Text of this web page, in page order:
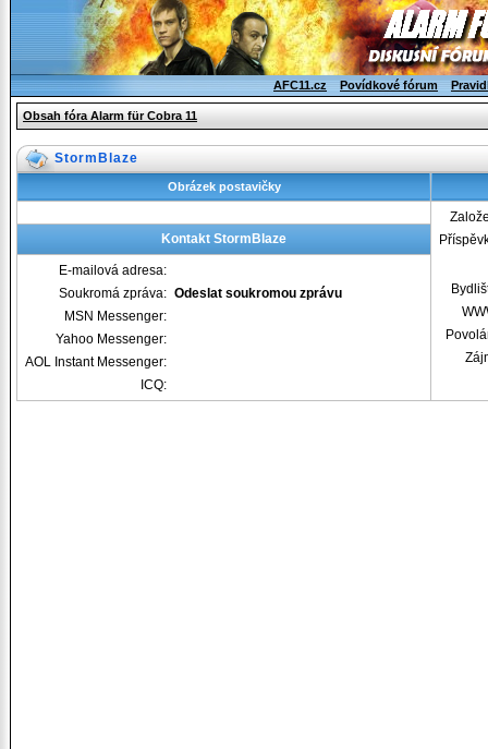
AFC11.cz Povídkové fórum
Obsah fóra Alarm für Cobra 11
StormBlaze
Obrázek postavičky
Kontakt StormBlaze
E-mailová adresa:
Soukromá zpráva: Odeslat soukromou zprávu
MSN Messenger:
Yahoo Messenger:
AOL Instant Messenger:
ICQ: